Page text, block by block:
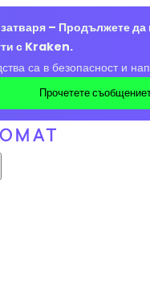
– Продължете да
с Kraken.
са в безопасност и
Прочетете